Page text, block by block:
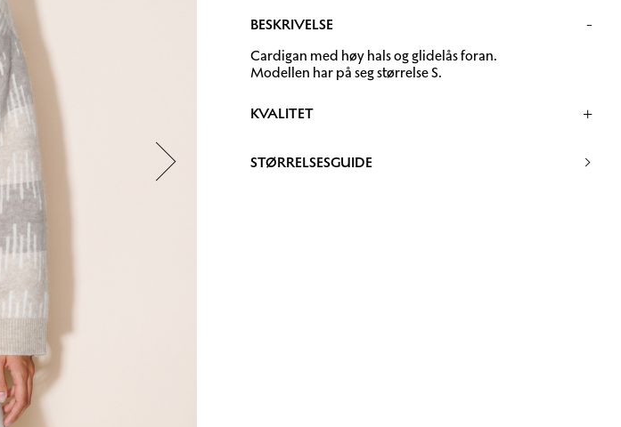
BESKRIVELSE
Cardigan med høy hals og glidelås foran.
Modellen har på seg størrelse S.
KVALITET
30 grader
STØRRELSESGUIDE